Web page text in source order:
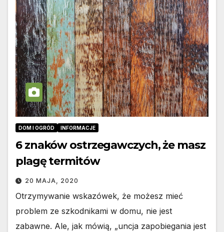
DOM I OGRÓD INFORMACJE
6 znaków ostrzegawczych, że masz
plagę termitów
20 MAJA, 2020
Otrzymywanie wskazówek, że możesz mieć
problem ze szkodnikami w domu, nie jest
zabawne. Ale, jak mówią, „uncja zapobiegania jest